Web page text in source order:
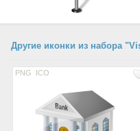
Другие иконки из набора
PNG ICO